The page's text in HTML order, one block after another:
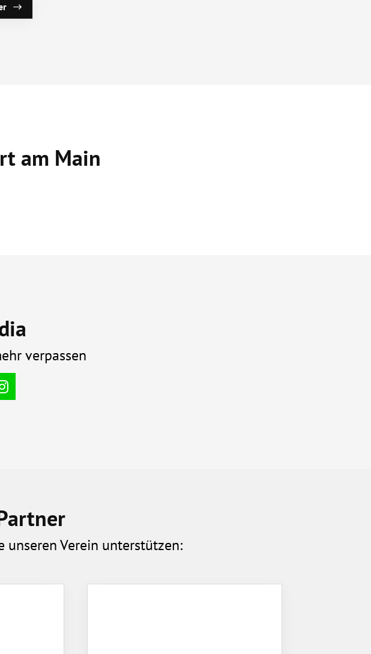
am Main
verpassen
unseren Verein unterstützen: